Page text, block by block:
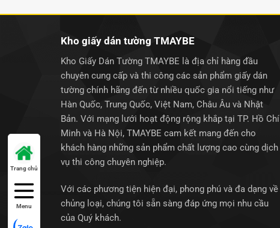
Kho giấy dán tường TMAYBE
Kho Giấy Dán Tường TMAYBE là địa chỉ hàng đầu
chuyên cung cấp và thi công các sản phẩm giấy dán
tường chính hãng đến từ nhiều quốc gia nổi tiếng như
Hàn Quốc, Trung Quốc, Việt Nam, Châu Âu và Nhật
Bản. Với mạng lưới hoạt động rộng khắp tại TP. Hồ Chí
Minh và Hà Nội, TMAYBE cam kết mang đến cho
khách hàng những sản phẩm chất lượng cao cùng dịch
vụ thi công chuyên nghiệp.
Với các phương tiện hiện đại, phong phú và đa dạng về
chủng loại, chúng tôi sẵn sàng đáp ứng mọi nhu cầu
của Quý khách.
Trang chủ
Menu